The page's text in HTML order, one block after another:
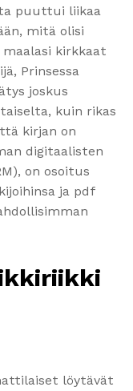
puuttui liikaa
mitä olisi
kirkkaat
Prinsessa
joskus
kuin rikas
kirjan on
digitaalisten
on osoitus
ja pdf
löytävät